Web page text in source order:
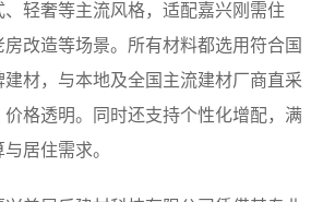
轻奢等主流风格，适配嘉兴刚需住
改造等场景。所有材料都选用符合国
材，与本地及全国主流建材厂商直采
价格透明。同时还支持个性化增配，满
居住需求。